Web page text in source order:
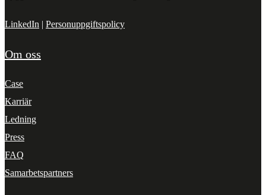
LinkedIn | Personuppgiftspolicy
Om oss
Case
Karriär
Ledning
Press
FAQ
Samarbetspartners